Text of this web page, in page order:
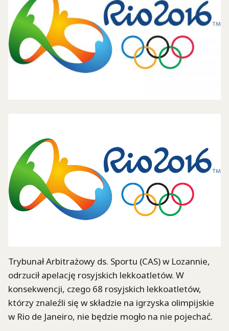
Trybunał Arbitrażowy ds. Sportu (CAS) w Lozannie,
odrzucił apelację rosyjskich lekkoatletów. W
konsekwencji, czego 68 rosyjskich lekkoatletów,
którzy znaleźli się w składzie na igrzyska olimpijskie
w Rio de Janeiro, nie będzie mogło na nie pojechać.